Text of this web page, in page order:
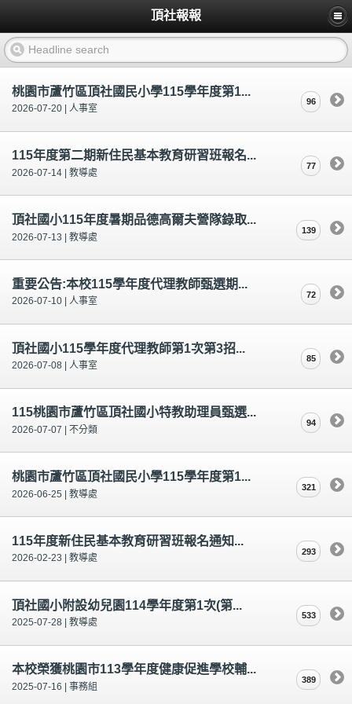
頂社報報
桃園市蘆竹區頂社國民小學115學年度第1...
2026-07-20 | 人事室
96
115年度第二期新住民基本教育研習班報名...
2026-07-14 | 教導處
77
頂社國小115年度暑期品德高爾夫營隊錄取...
2026-07-13 | 教導處
139
重要公告:本校115學年度代理教師甄選期...
2026-07-10 | 人事室
72
頂社國小115學年度代理教師第1次第3招...
2026-07-08 | 人事室
85
115桃園市蘆竹區頂社國小特教助理員甄選...
2026-07-07 | 不分類
94
桃園市蘆竹區頂社國民小學115學年度第1...
2026-06-25 | 教導處
321
115年度新住民基本教育研習班報名通知...
2026-02-23 | 教導處
293
頂社國小附設幼兒園114學年度第1次(第...
2025-07-28 | 教導處
533
本校榮獲桃園市113學年度健康促進學校輔...
2025-07-16 | 事務組
389